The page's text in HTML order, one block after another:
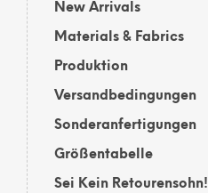
New Arrivals
Materials & Fabrics
Produktion
Versandbedingungen
Sonderanfertigungen
Größentabelle
Sei Kein Retourensohn!